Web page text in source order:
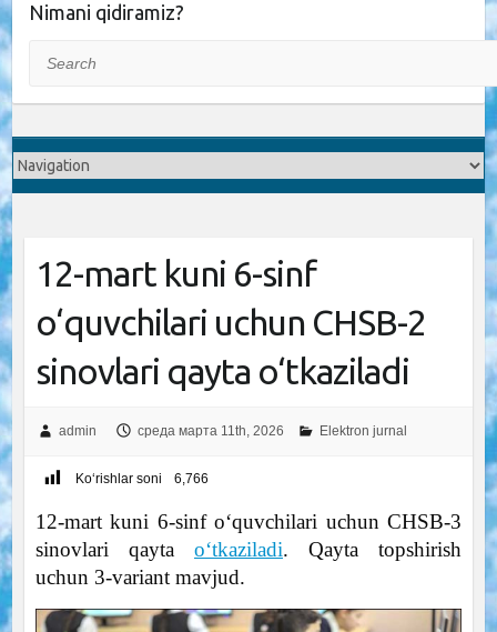
Nimani qidiramiz?
12-mart kuni 6-sinf
o‘quvchilari uchun CHSB-2
sinovlari qayta o‘tkaziladi
admin среда марта 11th, 2026 Elektron jurnal
Ko‘rishlar soni 6,766
12-mart kuni 6-sinf o‘quvchilari uchun CHSB-3
sinovlari qayta o‘tkaziladi. Qayta topshirish
uchun 3-variant mavjud.